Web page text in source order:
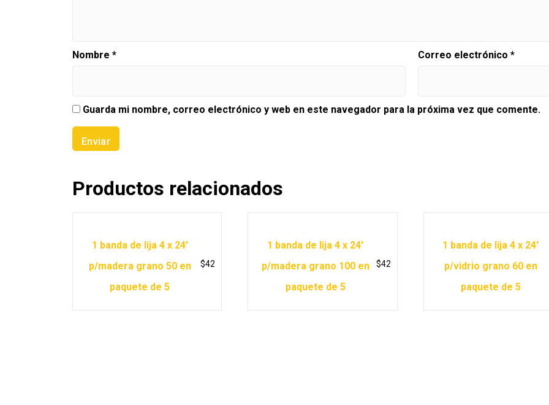
Nombre * Correo electrónico *
Guarda mi nombre, correo electrónico y web en este navegador para la próxima vez que comente.
Productos relacionados
1 banda de lija 4 x 24′
p/madera grano 50 en
paquete de 5
$42
1 banda de lija 4 x 24′
p/madera grano 100 en
paquete de 5
$42
1 banda de lija 4 x 24′
p/vidrio grano 60 en
paquete de 5